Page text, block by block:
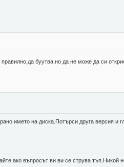
буутва,но да не може да си
името на диска.Потърси друга версия и
ако въпросът ви ви се струва тъп.Никой